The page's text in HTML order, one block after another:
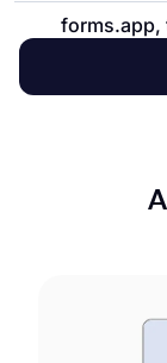
forms.app,